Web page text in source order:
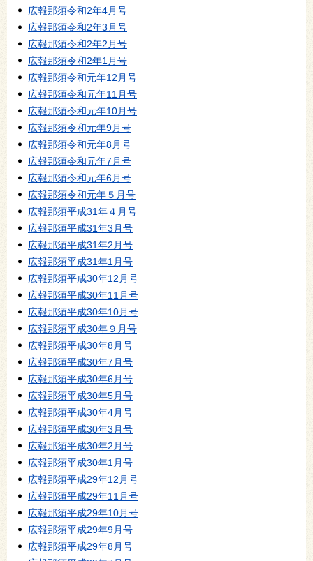
広報那須令和2年4月号
広報那須令和2年3月号
広報那須令和2年2月号
広報那須令和2年1月号
広報那須令和元年12月号
広報那須令和元年11月号
広報那須令和元年10月号
広報那須令和元年9月号
広報那須令和元年8月号
広報那須令和元年7月号
広報那須令和元年6月号
広報那須令和元年５月号
広報那須平成31年４月号
広報那須平成31年3月号
広報那須平成31年2月号
広報那須平成31年1月号
広報那須平成30年12月号
広報那須平成30年11月号
広報那須平成30年10月号
広報那須平成30年９月号
広報那須平成30年8月号
広報那須平成30年7月号
広報那須平成30年6月号
広報那須平成30年5月号
広報那須平成30年4月号
広報那須平成30年3月号
広報那須平成30年2月号
広報那須平成30年1月号
広報那須平成29年12月号
広報那須平成29年11月号
広報那須平成29年10月号
広報那須平成29年9月号
広報那須平成29年8月号